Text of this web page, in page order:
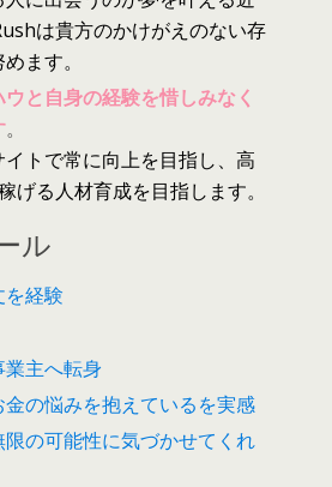
は貴方のかけがえのない存
ます。
と自身の経験を惜しみなく
。
トで常に向上を目指し、高
げる人材育成を目指します。
ル
経験
主へ転身
の悩みを抱えているを実感
の可能性に気づかせてくれ